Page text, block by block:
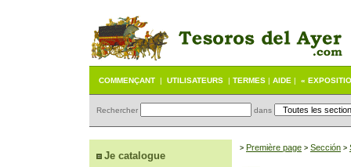
COMMENÇANT | UTILISATEURS | TERMES | AIDE | «
Rechercher dans
Je catalogue
> Première page > Sección >